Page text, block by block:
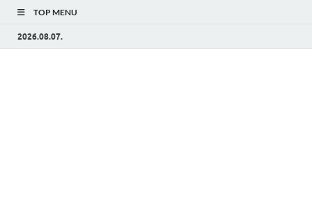
TOP MENU
2026.08.07.